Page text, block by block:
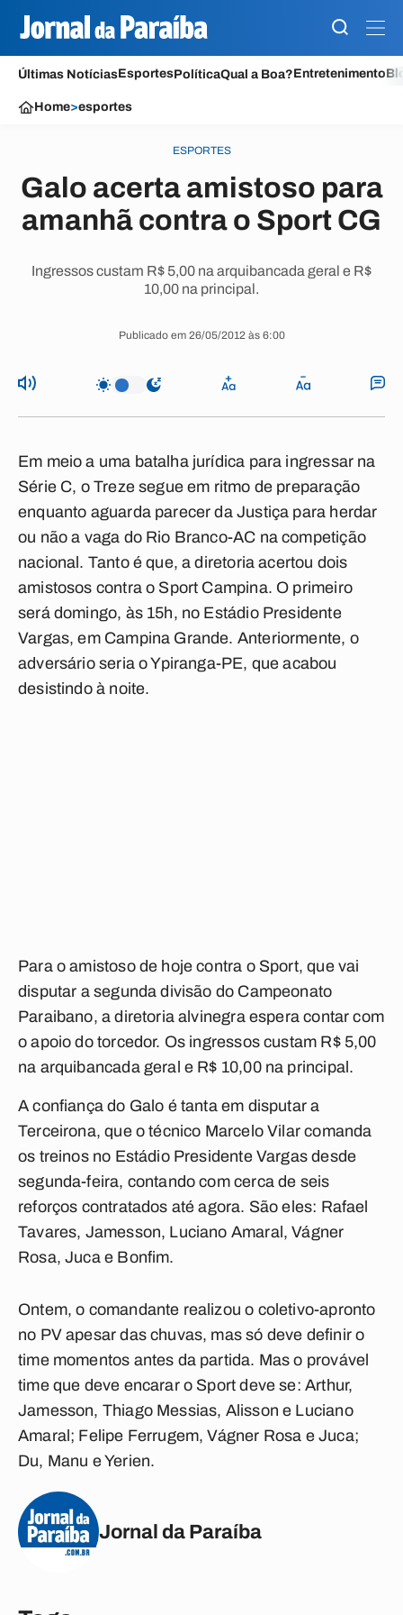
Últimas NotíciasEsportesPolíticaQual a Boa?Entretenimento
Home>esportes
ESPORTES
Galo acerta amistoso para
amanhã contra o Sport CG
Ingressos custam R$ 5,00 na arquibancada geral e R$
10,00 na principal.
Publicado em 26/05/2012 às 6:00
Em meio a uma batalha jurídica para ingressar na
Série C, o Treze segue em ritmo de preparação
enquanto aguarda parecer da Justiça para herdar
ou não a vaga do Rio Branco-AC na competição
nacional. Tanto é que, a diretoria acertou dois
amistosos contra o Sport Campina. O primeiro
será domingo, às 15h, no Estádio Presidente
Vargas, em Campina Grande. Anteriormente, o
adversário seria o Ypiranga-PE, que acabou
desistindo à noite.
Para o amistoso de hoje contra o Sport, que vai
disputar a segunda divisão do Campeonato
Paraibano, a diretoria alvinegra espera contar com
o apoio do torcedor. Os ingressos custam R$ 5,00
na arquibancada geral e R$ 10,00 na principal.
A confiança do Galo é tanta em disputar a
Terceirona, que o técnico Marcelo Vilar comanda
os treinos no Estádio Presidente Vargas desde
segunda-feira, contando com cerca de seis
reforços contratados até agora. São eles: Rafael
Tavares, Jamesson, Luciano Amaral, Vágner
Rosa, Juca e Bonfim.
Ontem, o comandante realizou o coletivo-apronto
no PV apesar das chuvas, mas só deve definir o
time momentos antes da partida. Mas o provável
time que deve encarar o Sport deve se: Arthur,
Jamesson, Thiago Messias, Alisson e Luciano
Amaral; Felipe Ferrugem, Vágner Rosa e Juca;
Du, Manu e Yerien.
Jornal da Paraíba